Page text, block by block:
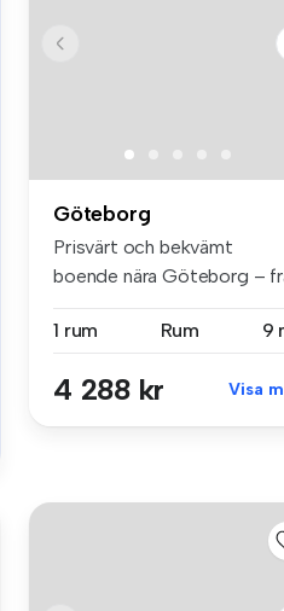
Göteborg
Prisvärt och bekvämt
boende nära Göteborg –
1 rum
Rum 9
4 288 kr Visa